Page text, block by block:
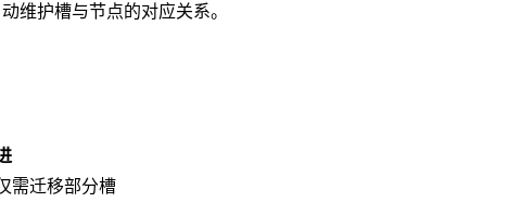
维护槽与节点的对应关系。
需迁移部分槽